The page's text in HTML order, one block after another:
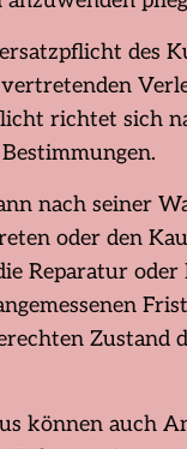
des
richtet sich
nach seiner
oder den
Reparatur oder
Zustand
können auch